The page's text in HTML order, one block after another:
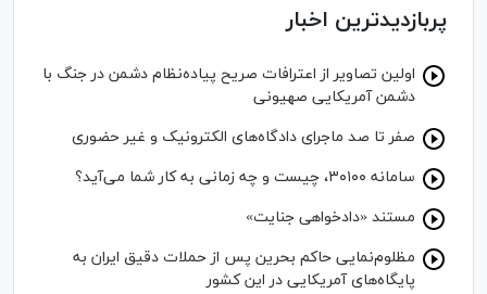
پربازدیدترین اخبار
اولین تصاویر از اعترافات صریح پیاده‌نظام‌ دشمن در جنگ با
دشمن آمریکایی صهیونی
صفر تا صد ماجرای دادگاه‌های الکترونیک و غیر حضوری
سامانه ۳۰۱۰۰، چیست و چه زمانی به کار شما می‌آید؟
مستند «دادخواهی جنایت»
مظلوم‌نمایی حاکم بحرین پس از حملات دقیق ایران به
پایگاه‌های آمریکایی در این کشور